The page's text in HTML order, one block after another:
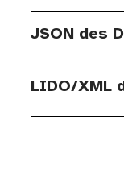
JSON des
LIDO/XML